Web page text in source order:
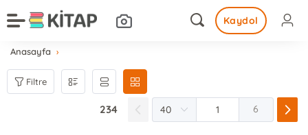
Kaydol
Anasayfa
Filtre
234 6